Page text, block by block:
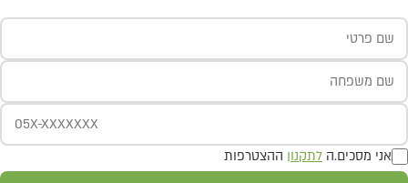
אני מסכים.ה לתקנון ההצטרפות